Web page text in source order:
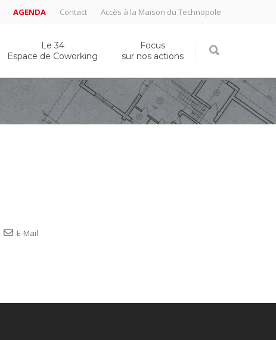
AGENDA Contact Accès à la Maison du Technopole
Le 34
Espace de Coworking
Focus
sur nos actions
E-Mail